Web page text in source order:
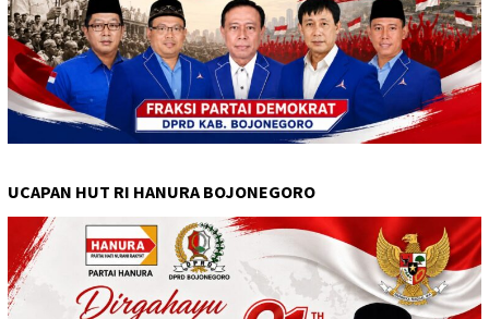
UCAPAN HUT RI HANURA BOJONEGORO